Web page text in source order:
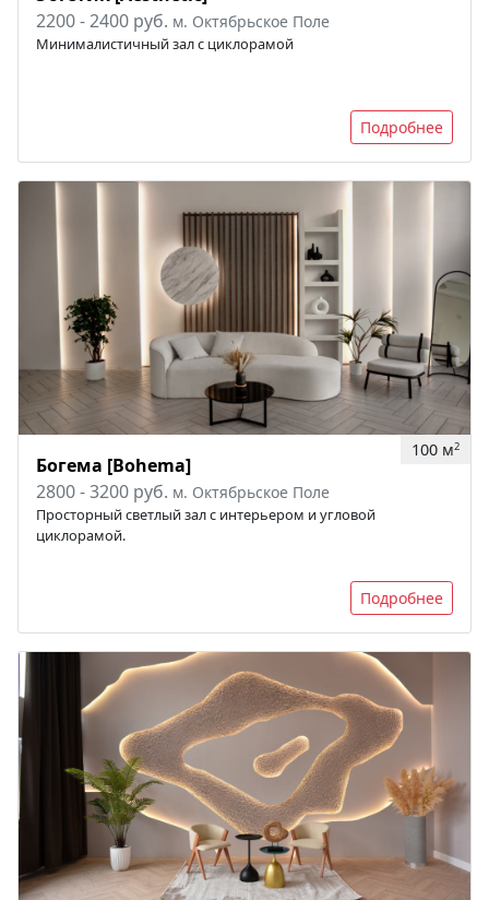
2200 - 2400 руб. м. Октябрьское Поле
Минималистичный зал с циклорамой
Подробнее
100 м2
Богема [Bohema]
2800 - 3200 руб. м. Октябрьское Поле
Просторный светлый зал с интерьером и угловой
циклорамой.
Подробнее